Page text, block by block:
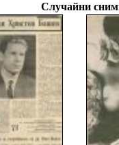
Случайни